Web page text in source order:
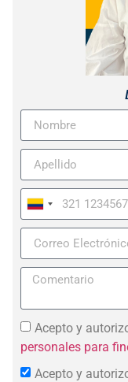
Colombia
+57
Acepto y
personales para
Acepto y